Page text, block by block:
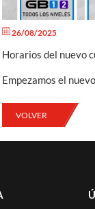
26/08/2025
Horarios del nuevo
Empezamos el
VOLVER